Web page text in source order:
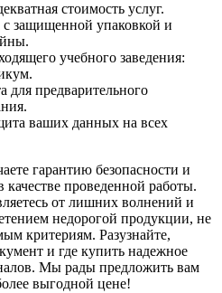
стоимость услуг.
с защищенной упаковкой и
учебного заведения:
для предварительного
ваших данных на всех
гарантию безопасности и
качестве проведенной работы.
от лишних волнений и
недорогой продукции, не
критериям. Разузнайте,
и где купить надежное
Мы рады предложить вам
выгодной цене!